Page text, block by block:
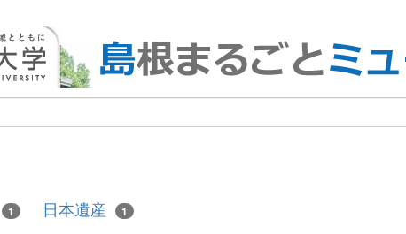
1 日本遺産 1